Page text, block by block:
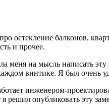
остекление балконов,
и прочее.
меня на мысль написать
винтике. Я был очень
инженером-
решил опубликовать эту